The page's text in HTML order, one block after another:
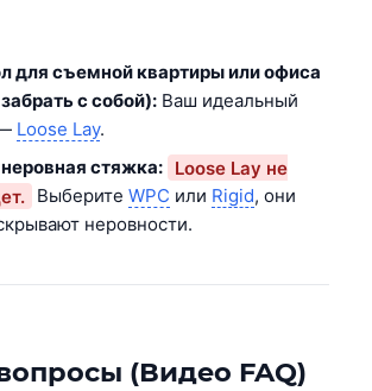
для съемной квартиры или офиса
с собой):Ваш идеальный
Loose Lay.
стяжка:
Loose Lay не
Выберите WPC или Rigid, они
неровности.
(Видео FAQ)